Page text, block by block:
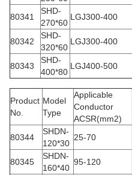
80341
SHD-
270*60
LGJ300-400
80342
SHD-
320*60
LGJ300-400
80343
SHD-
400*80
LGJ400-500
Product
No.
Model
Type
Applicable
Conductor
ACSR(mm2)
80344
SHDN-
120*30
25-70
80345
SHDN-
160*40
95-120